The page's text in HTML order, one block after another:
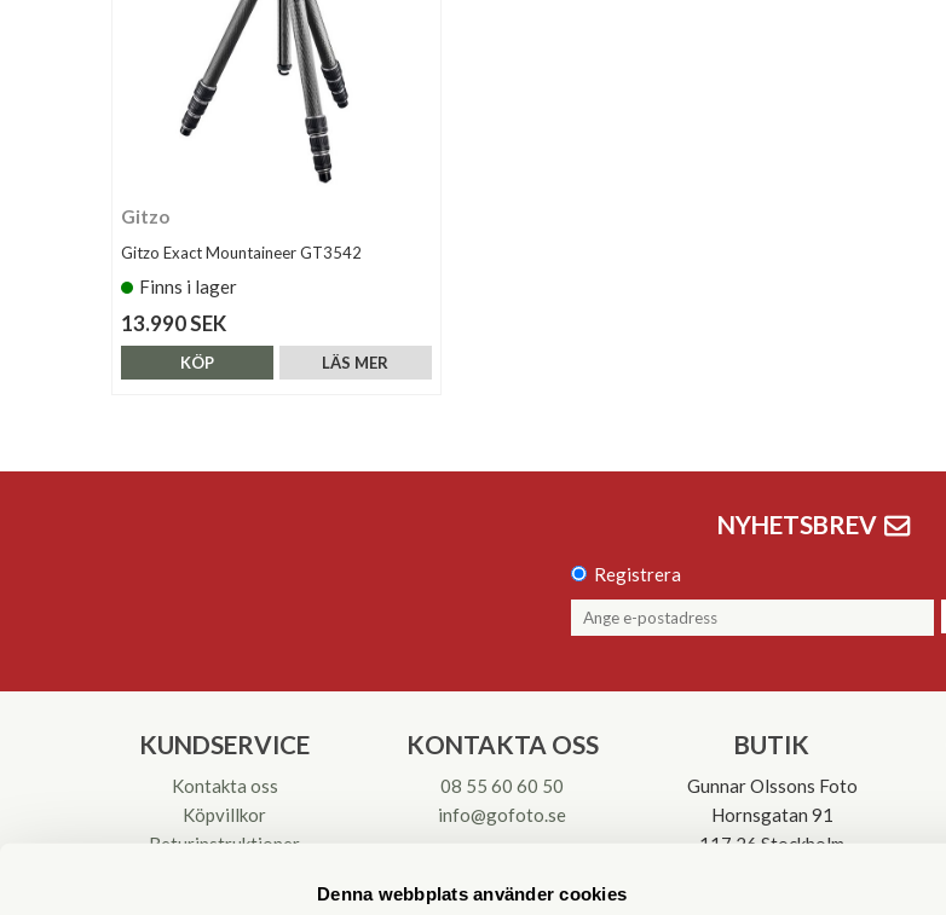
Denna webbplats använder cookies
Gitzo
Gitzo Exact Mountaineer GT3542
Finns i lager
13.990 SEK
LÄS MER
KÖP
NYHETSBREV
Registrera
KUNDSERVICE
Kontakta oss
Köpvillkor
Returinstruktioner
KONTAKTA OSS
08 55 60 60 50
info@gofoto.se
BUTIK
Gunnar Olssons Foto
Hornsgatan 91
117 26 Stockholm